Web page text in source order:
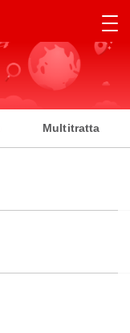
Multitratta